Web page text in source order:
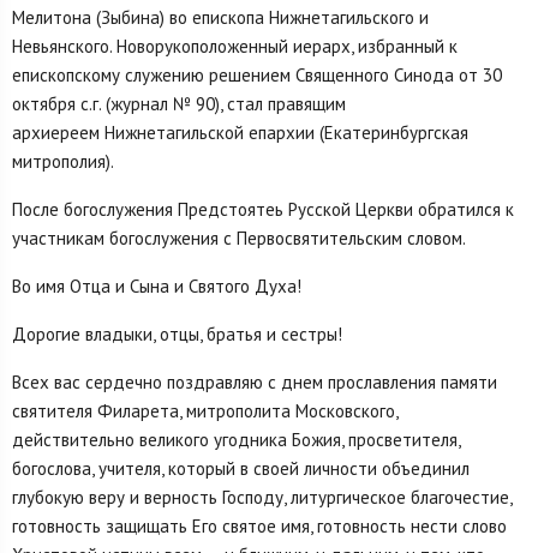
Мелитона (Зыбина) во епископа Нижнетагильского и
Невьянского. Новорукоположенный иерарх, избранный к
епископскому служению решением Священного Синода от 30
октября с.г. (журнал № 90), стал правящим
архиереем Нижнетагильской епархии (Екатеринбургская
митрополия).
После богослужения Предстоятеь Русской Церкви обратился к
участникам богослужения с Первосвятительским словом.
Во имя Отца и Сына и Святого Духа!
Дорогие владыки, отцы, братья и сестры!
Всех вас сердечно поздравляю с днем прославления памяти
святителя Филарета, митрополита Московского,
действительно великого угодника Божия, просветителя,
богослова, учителя, который в своей личности объединил
глубокую веру и верность Господу, литургическое благочестие,
готовность защищать Его святое имя, готовность нести слово